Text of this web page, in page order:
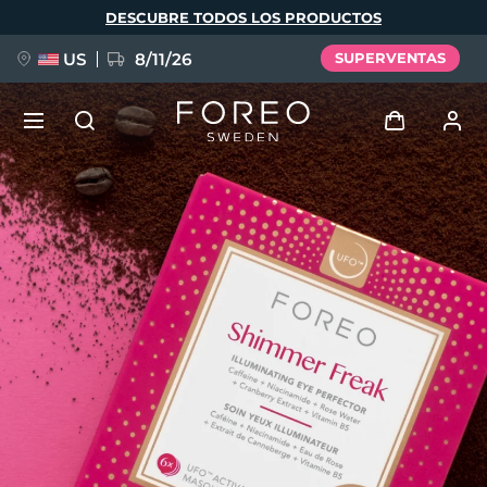
DESCUBRE TODOS LOS PRODUCTOS
US 8/11/26 SUPERVENTAS
Iniciar sesión
Perfil de usuario
Mis dispositivos
Mis pedidos
Mis direcciones
Mis suscripciones
NUEVO
FAQ™ Pure Beauty-Tech Elixir
BREAKING NEWS
issa™ Teeth Whitening Set
Idioma
English Deutsch
Español
Français
Italiano
Português
Polski
Svenska
Русский
简体中文 繁體中文